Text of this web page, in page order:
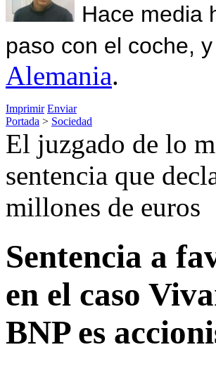
Hace media
paso con el coche,
Alemania.
Imprimir Enviar
Portada > Sociedad
El juzgado de lo
sentencia que
millones de euros
Sentencia a
en el caso
BNP es